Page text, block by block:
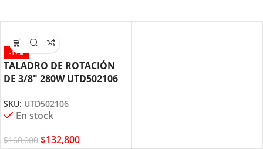
-17%
TALADRO DE ROTACIÓN
DE 3/8″ 280W UTD502106
SKU: UTD502106
En stock
$160,000 $132,800